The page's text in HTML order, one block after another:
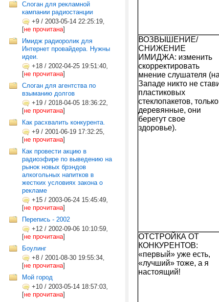
Слоган для рекламной
кампании радиостанции
+9 / 2003-05-14 22:25:19,
[не прочитана]
Имидж радиоролик для
Интернет провайдера. Нужны
идеи.
+18 / 2002-04-25 19:51:40,
[не прочитана]
Слоган для агентства по
взыманию долгов
+19 / 2018-04-05 18:36:22,
[не прочитана]
Как расхвалить конкурента.
+9 / 2001-06-19 17:32:25,
[не прочитана]
Как провести акцию в
радиоэфире по выведению на
рынок новых брэндов
алкогольных напитков в
жестких условиях закона о
рекламе
+15 / 2003-06-24 15:45:49,
[не прочитана]
Перепись - 2002
+12 / 2002-09-06 10:10:59,
[не прочитана]
Боулинг
+8 / 2001-08-30 19:55:34,
[не прочитана]
Мой город
+10 / 2003-05-14 18:57:03,
[не прочитана]
ВОЗВЫШЕНИЕ/
СНИЖЕНИЕ
ИМИДЖА: изменить
скорректировать
мнение слушателя
Западе никто не
пластиковых
стеклопакетов, только
деревянные, они
берегут свое
здоровье).
ОТСТРОЙКА ОТ
КОНКУРЕНТОВ:
«первый» уже есть,
«лучший» тоже, а я
настоящий!